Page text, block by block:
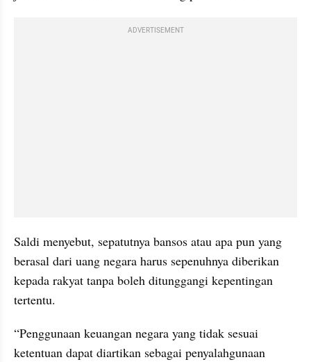
ADVERTISEMENT
Saldi menyebut, sepatutnya bansos atau apa pun yang
berasal dari uang negara harus sepenuhnya diberikan
kepada rakyat tanpa boleh ditunggangi kepentingan
tertentu.
“Penggunaan keuangan negara yang tidak sesuai
ketentuan dapat diartikan sebagai penyalahgunaan